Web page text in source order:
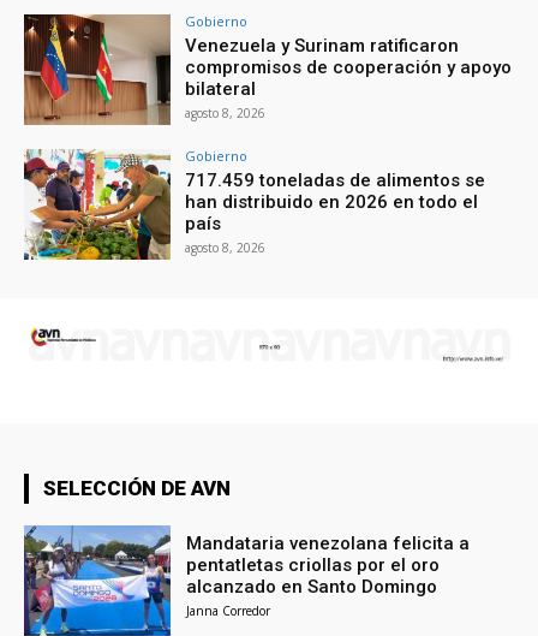
Gobierno
Venezuela y Surinam ratificaron
compromisos de cooperación y apoyo
bilateral
agosto 8, 2026
Gobierno
717.459 toneladas de alimentos se
han distribuido en 2026 en todo el
país
agosto 8, 2026
SELECCIÓN DE AVN
Mandataria venezolana felicita a
pentatletas criollas por el oro
alcanzado en Santo Domingo
Janna Corredor